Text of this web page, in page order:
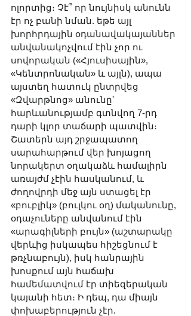
ոլորտից։ Չէ՞ որ նույնիսկ անունն
էր ոչ բանի նման. եթե այլ
խորհրդային օդանավակայաններ
անվանակոչվում էին չոր ու
սովորական («Հյուսիսային»,
«Կենտրոնական» և այլն), ապա
այստեղ հատուկ ընտրվեց
«Զվարթնոց» անունը՝
հարևանությամբ գտնվող 7-րդ
դարի կլոր տաճարի պատվին։
Շատերն այդ շրջապատող
սարահարթում վեր խոյացող
նորակերտ օղակաձև համալիրն
առայժմ չէին հասկանում, և
ժողովրդի մեջ այն ստացել էր
«բուբլիկ» (բուլկու օղ) մականունը,
օդաչուները անվանում էին
«արագիլների բույն» (աշտարակը
վերևից իսկապես հիշեցնում է
թռչնաբույն), իսկ հանրային
խոսքում այն հաճախ
համեմատվում էր տիեզերական
կայանի հետ։ Ի դեպ, դա միայն
փոխաբերություն չէր.